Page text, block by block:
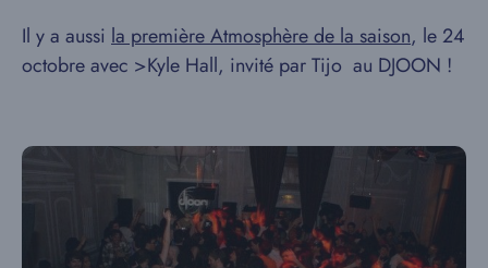
Il y a aussi la première Atmosphère de la saison, le 24
octobre avec >Kyle Hall, invité par Tijo au DJOON !